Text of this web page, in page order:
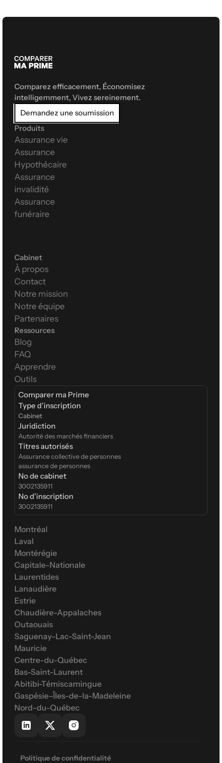
Comparez efficacement, Économisez
intelligemment, Vivez sereinement.
Demandez une soumission
Produits
Assurance vie
Assurance
Hypothécaire
Assurance
invalidité
Assurance
funéraire
Cabinet
À propos
Contact
Notre mission
Notre équipe
Partenaires
Ressources
Blog
FAQ
Apprendre
Outils
Comparer ma Prime
Type d’inscription
Cabinet
Juridiction
Autorité des marchés financiers
Titres autorisés
Assurance collective de personnes
assurance de personnes
No de cabinet
3002135911
No d'inscription
3002135911
Montréal
Laval
Montérégie
Capitale-Nationale
Laurentides
Lanaudière
Estrie
Chaudière-Appalaches
Outaouais
Saguenay–Lac-Saint-Jean
Mauricie
Centre-du-Québec
Bas-Saint-Laurent
Abitibi-Témiscamingue
Gaspésie–Îles-de-la-Madeleine
Nord-du-Québec
Politique de confidentialité